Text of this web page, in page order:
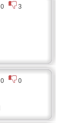
0
3
0
0